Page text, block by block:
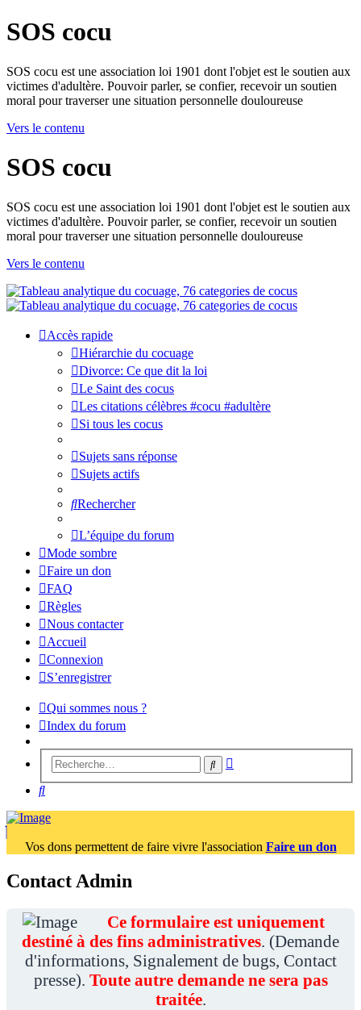
SOS cocu
SOS cocu est une association loi 1901 dont l'objet est le soutien aux
victimes d'adultère. Pouvoir parler, se confier, recevoir un soutien
moral pour traverser une situation personnelle douloureuse
Vers le contenu
SOS cocu
SOS cocu est une association loi 1901 dont l'objet est le soutien aux
victimes d'adultère. Pouvoir parler, se confier, recevoir un soutien
moral pour traverser une situation personnelle douloureuse
Vers le contenu
Accès rapide
Hiérarchie du cocuage
Divorce: Ce que dit la loi
Le Saint des cocus
Les citations célèbres #cocu #adultère
Si tous les cocus
Sujets sans réponse
Sujets actifs
Rechercher
L’équipe du forum
Mode sombre
Faire un don
FAQ
Règles
Nous contacter
Accueil
Connexion
S’enregistrer
Qui sommes nous ?
Index du forum
Rechercher
Rechercher
Vos dons permettent de faire vivre l'association Faire un don
Contact Admin
Ce formulaire est uniquement
destiné à des fins administratives. (Demande
d'informations, Signalement de bugs, Contact
presse). Toute autre demande ne sera pas
traitée.